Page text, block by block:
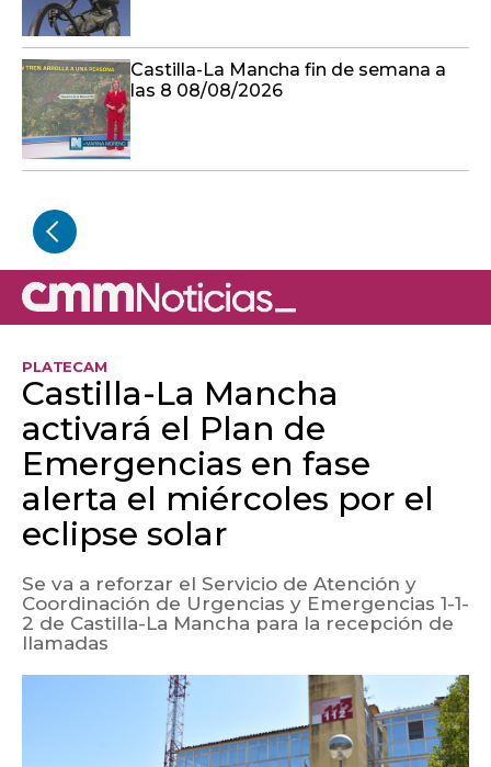
Castilla-La Mancha fin de semana a
las 8 08/08/2026
PLATECAM
Castilla-La Mancha
activará el Plan de
Emergencias en fase
alerta el miércoles por el
eclipse solar
Se va a reforzar el Servicio de Atención y
Coordinación de Urgencias y Emergencias 1-1-
2 de Castilla-La Mancha para la recepción de
llamadas